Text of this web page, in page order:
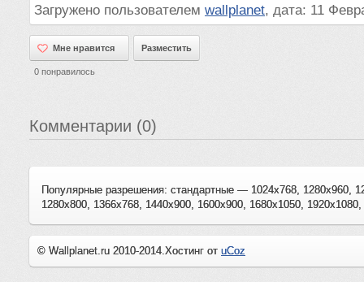
Загружено пользователем wallplanet, дата: 11
Мне нравится
Мне нравится Разместить
0 понравилось
Комментарии (0)
Популярные разрешения: стандартные — 1024x768, 1280x960,
1280x800, 1366x768, 1440x900, 1600x900, 1680x1050,
© Wallplanet.ru 2010-2014.Хостинг от uCoz